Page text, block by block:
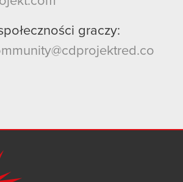
graczy: